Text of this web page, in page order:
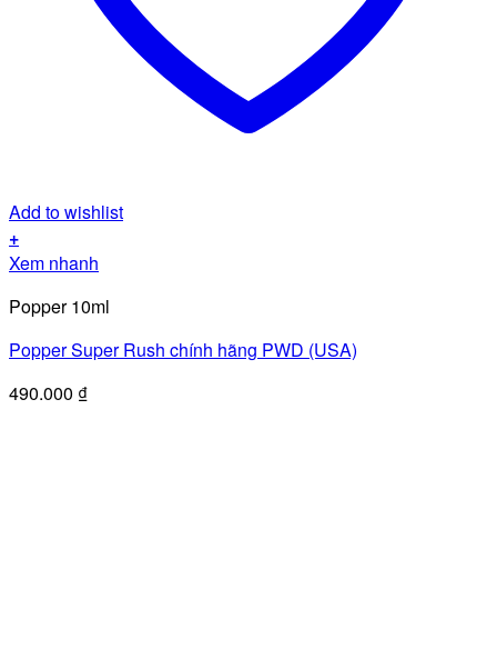
Add to wishlist
+
Xem nhanh
Popper 10ml
Popper Super Rush chính hãng PWD (USA)
490.000 ₫